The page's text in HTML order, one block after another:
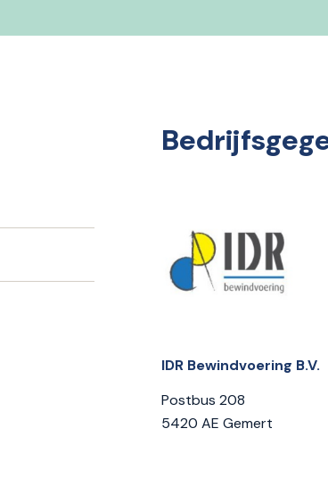
IDR Bewindvoering B.V.
Postbus 208
5420 AE Gemert